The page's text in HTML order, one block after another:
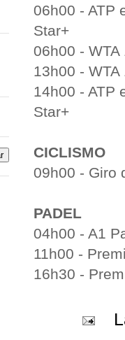
06h00 - ATP
Star+
06h00 -
13h00 -
14h00 - ATP
Star+
CICLISMO
09h00 - Giro
PADEL
04h00 - A1
11h00 -
16h30 -